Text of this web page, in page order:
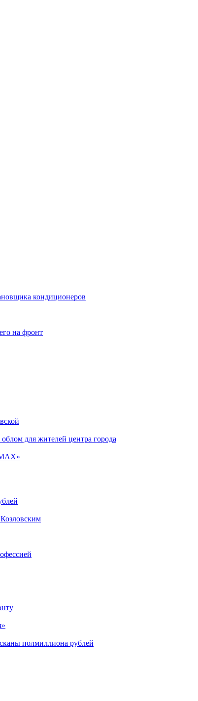
кондиционеров
на фронт
для жителей центра города
полмиллиона рублей